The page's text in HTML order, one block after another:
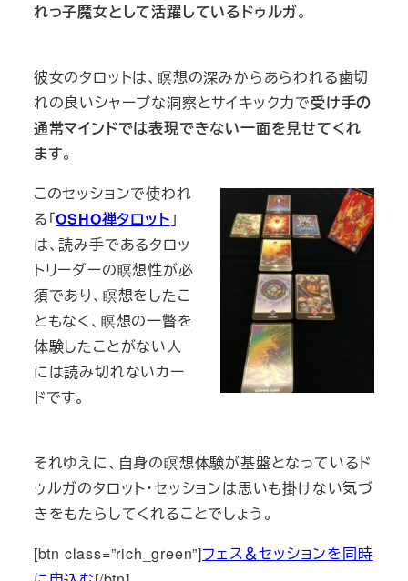
れっ子魔女として活躍しているドゥルガ。
彼女のタロットは、瞑想の深みからあらわれる歯切
れの良いシャープな洞察とサイキック力で受け手の
通常マインドでは表現できない一面を見せてくれ
ます。
このセッションで使われ
る「OSHO禅タロット 」
は、読み手であるタロッ
トリーダーの瞑想性が必
須であり、瞑想をしたこ
ともなく、瞑想の一瞥を
体験したことがない人
には読み切れないカー
ドです。
それゆえに、自身の瞑想体験が基盤となっているド
ゥルガのタロット・セッションは思いも掛けない気づ
きをもたらしてくれることでしょう。
[btn class=”rich_green”]フェス＆セッションを同時